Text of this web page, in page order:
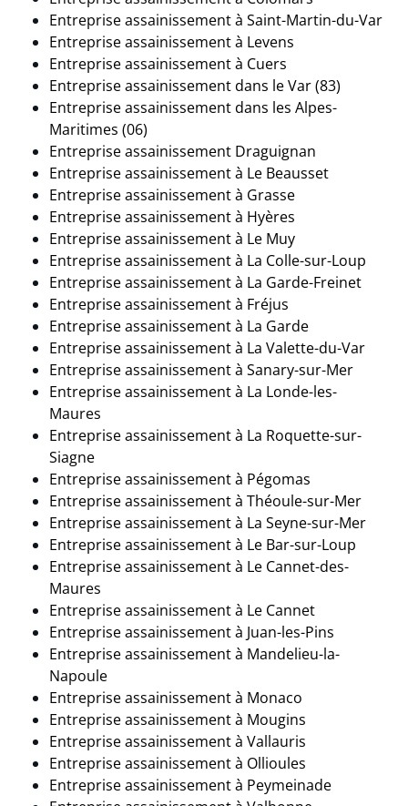
Entreprise assainissement à Saint-Martin-du-Var
Entreprise assainissement à Levens
Entreprise assainissement à Cuers
Entreprise assainissement dans le Var (83)
Entreprise assainissement dans les Alpes-
Maritimes (06)
Entreprise assainissement Draguignan
Entreprise assainissement à Le Beausset
Entreprise assainissement à Grasse
Entreprise assainissement à Hyères
Entreprise assainissement à Le Muy
Entreprise assainissement à La Colle-sur-Loup
Entreprise assainissement à La Garde-Freinet
Entreprise assainissement à Fréjus
Entreprise assainissement à La Garde
Entreprise assainissement à La Valette-du-Var
Entreprise assainissement à Sanary-sur-Mer
Entreprise assainissement à La Londe-les-
Maures
Entreprise assainissement à La Roquette-sur-
Siagne
Entreprise assainissement à Pégomas
Entreprise assainissement à Théoule-sur-Mer
Entreprise assainissement à La Seyne-sur-Mer
Entreprise assainissement à Le Bar-sur-Loup
Entreprise assainissement à Le Cannet-des-
Maures
Entreprise assainissement à Le Cannet
Entreprise assainissement à Juan-les-Pins
Entreprise assainissement à Mandelieu-la-
Napoule
Entreprise assainissement à Monaco
Entreprise assainissement à Mougins
Entreprise assainissement à Vallauris
Entreprise assainissement à Ollioules
Entreprise assainissement à Peymeinade